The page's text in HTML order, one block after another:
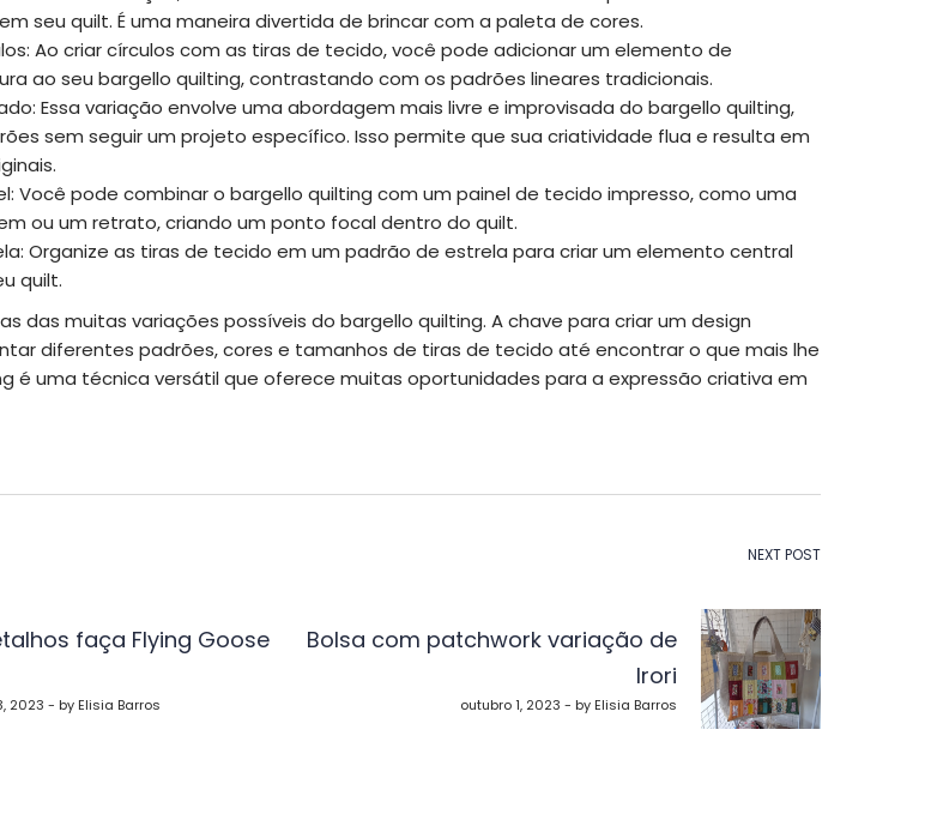
seu quilt. É uma maneira divertida de brincar com a paleta de cores.
Ao criar círculos com as tiras de tecido, você pode adicionar um elemento de
ao seu bargello quilting, contrastando com os padrões lineares tradicionais.
Essa variação envolve uma abordagem mais livre e improvisada do bargello quilting,
sem seguir um projeto específico. Isso permite que sua criatividade flua e resulta em
Você pode combinar o bargello quilting com um painel de tecido impresso, como uma
ou um retrato, criando um ponto focal dentro do quilt.
Organize as tiras de tecido em um padrão de estrela para criar um elemento central
quilt.
das muitas variações possíveis do bargello quilting. A chave para criar um design
diferentes padrões, cores e tamanhos de tiras de tecido até encontrar o que mais lhe
é uma técnica versátil que oferece muitas oportunidades para a expressão criativa em
faça Flying Goose
2023 - by Elisia Barros
NEXT POST
Bolsa com patchwork variação de
Irori
outubro 1, 2023 - by Elisia Barros